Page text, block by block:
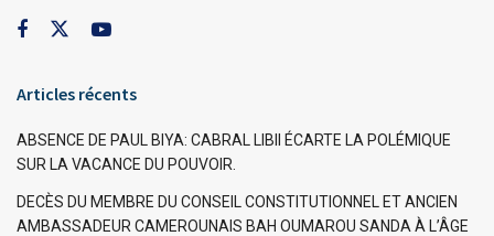
Articles récents
ABSENCE DE PAUL BIYA: CABRAL LIBII ÉCARTE LA POLÉMIQUE
SUR LA VACANCE DU POUVOIR.
DECÈS DU MEMBRE DU CONSEIL CONSTITUTIONNEL ET ANCIEN
AMBASSADEUR CAMEROUNAIS BAH OUMAROU SANDA À L’ÂGE